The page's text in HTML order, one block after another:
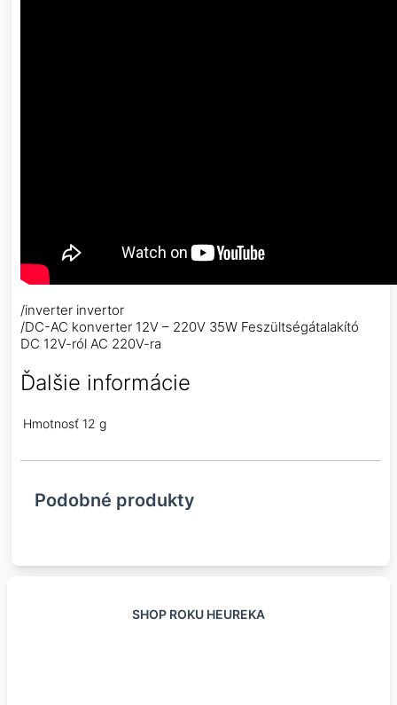
/inverter invertor
/DC-AC konverter 12V – 220V 35W Feszültségátalakító
DC 12V-ról AC 220V-ra
Ďalšie informácie
Hmotnosť 12 g
Podobné produkty
SHOP ROKU HEUREKA